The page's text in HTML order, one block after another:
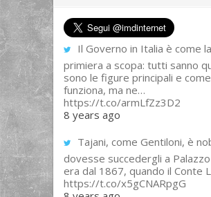
Il Governo in Italia è come la
primiera a scopa: tutti sanno
sono le figure principali e come
funziona, ma ne…
https://t.co/armLfZz3D2
8 years ago
Tajani, come Gentiloni, è
dovesse succedergli a Palazzo
era dal 1867, quando il Conte
https://t.co/x5gCNARpgG